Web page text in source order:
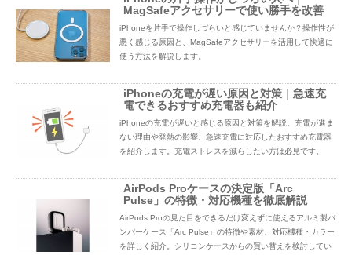
MagSafeアクセサリーで使い勝手を改善
iPhoneを片手で操作しづらいと感じていませんか？操作性が
悪く感じる原因と、MagSafeアクセサリーを活用して快適に
使う方法を解説します。
iPhoneの充電が遅い原因と対策｜急速充
電できるおすすめ充電器も紹介
iPhoneの充電が遅いと感じる原因と対策を解説。充電が進ま
ない理由や発熱の影響、急速充電に対応したおすすめ充電器
を紹介します。充電ストレスを減らしたい方は必見です。
AirPods Proケースの決定版「Arc
Pulse」の特徴・対応機種を徹底解説
AirPods Proの見た目をできるだけ変えずに使えるアルミ製バ
ンパーケース「Arc Pulse」の特徴や素材、対応機種・カラー
を詳しく紹介。シリコンケースからの買い替えを検討してい